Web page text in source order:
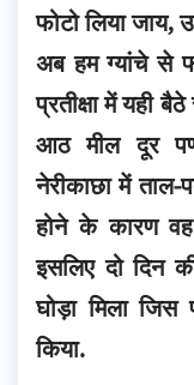
फोटो लिया
अब हम ग्यांचे से
प्रतीक्षा में यही
आठ मील दूर
नेरीकाछा में
होने के कारण
इसलिए दो दिन
घोड़ा मिला
किया.